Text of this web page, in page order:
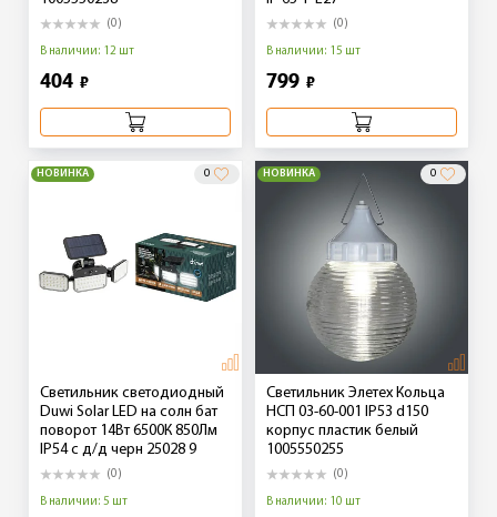
(0)
В наличии: 12 шт
404 ₽
(0)
В наличии: 15 шт
799 ₽
НОВИНКА 0
Светильник светодиодный
Duwi Solar LED на солн бат
поворот 14Вт 6500К 850Лм
IP54 с д/д черн 25028 9
(0)
В наличии: 5 шт
НОВИНКА 0
Светильник Элетех Кольца
НСП 03-60-001 IP53 d150
корпус пластик белый
1005550255
(0)
В наличии: 10 шт